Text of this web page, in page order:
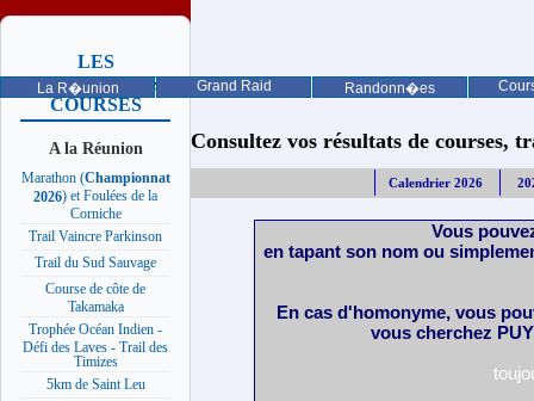
La R�union Grand Raid Randonn�es
LES
PROCHAINES
COURSES
A la Réunion
Marathon (Championnat
2026) et Foulées de la
Corniche
Trail Vaincre Parkinson
Trail du Sud Sauvage
Course de côte de
Takamaka
Trophée Océan Indien -
Défi des Laves - Trail des
Timizes
5km de Saint Leu
Consultez vos résultats de courses,
Calendrier 2026
Vous
en tapant son nom ou
En cas d'homonyme, vous
vous cherchez